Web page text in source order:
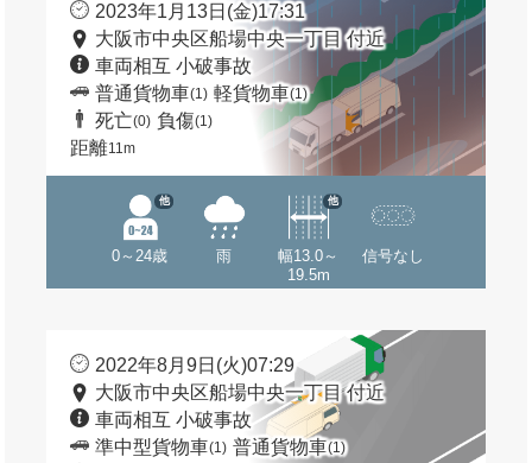
2023年1月13日(金)17:31
大阪市中央区船場中央一丁目 付近
車両相互 小破事故
普通貨物車(1) 軽貨物車(1)
死亡(0) 負傷(1)
距離11m
0～24歳
他
雨
幅13.0～
19.5m
他
信号なし
2022年8月9日(火)07:29
大阪市中央区船場中央一丁目 付近
車両相互 小破事故
準中型貨物車(1) 普通貨物車(1)